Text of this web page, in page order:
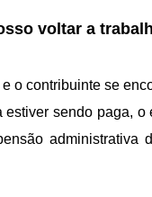
voltar a
o contribuinte se
sendo paga,
administrativa